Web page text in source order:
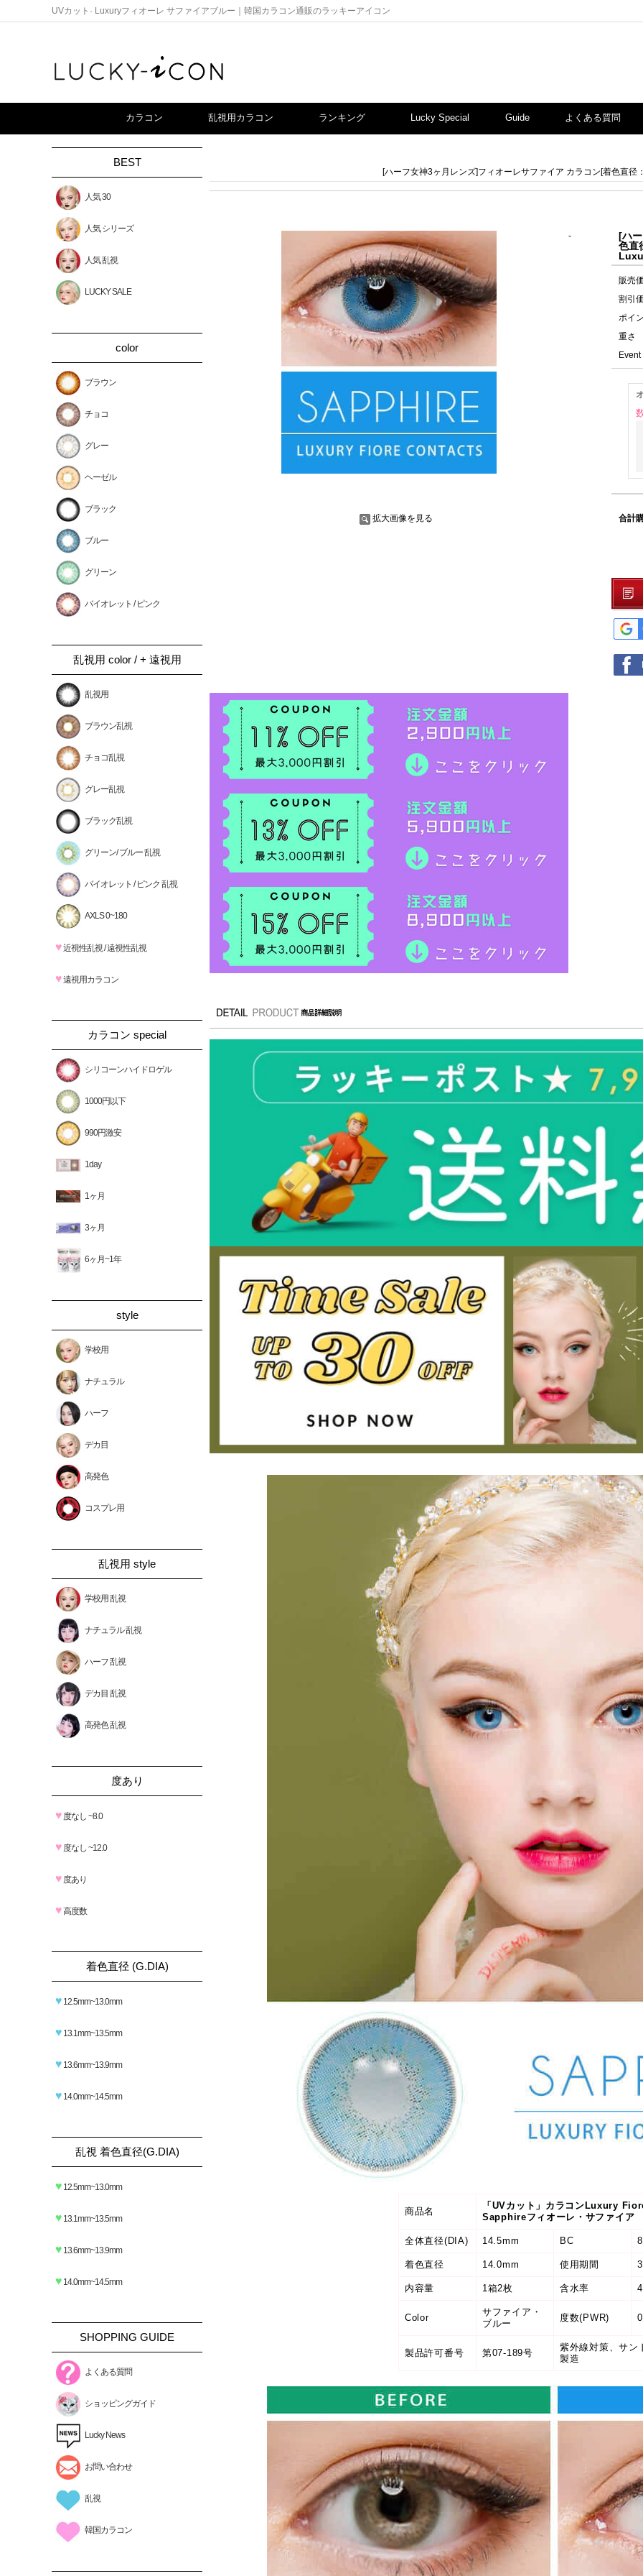
UVカット· Luxuryフィオーレ サファイアブルー｜韓国カラコン通販のラッキーアイコン
カラコン 乱視用カラコン ランキング Lucky Special Guide よくある質問
BEST
人気 30
人気 シリーズ
人気 乱視
LUCKY SALE
color
ブラウン
チョコ
グレー
ヘーゼル
ブラック
ブルー
グリーン
バイオレット / ピンク
乱視用 color / + 遠視用
乱視用
ブラウン乱視
チョコ乱視
グレー乱視
ブラック乱視
グリーン/ ブルー 乱視
バイオレット / ピンク 乱視
AXLS 0~180
♥近視性乱視 / 遠視性乱視
♥遠視用カラコン
カラコン special
シリコーンハイドロゲル
1000円以下
990円激安
1day
1ヶ月
3ヶ月
6ヶ月~1年
style
学校用
ナチュラル
ハーフ
デカ目
高発色
コスプレ用
乱視用 style
学校用 乱視
ナチュラル 乱視
ハーフ 乱視
デカ目 乱視
高発色 乱視
度あり
♥ 度なし ~8.0
♥ 度なし ~12.0
♥ 度あり
♥高度数
着色直径 (G.DIA)
♥ 12.5mm~13.0mm
♥ 13.1mm~13.5mm
♥ 13.6mm~13.9mm
♥ 14.0mm~14.5mm
乱視 着色直径(G.DIA)
♥ 12.5mm~13.0mm
♥ 13.1mm~13.5mm
♥ 13.6mm~13.9mm
♥ 14.0mm~14.5mm
SHOPPING GUIDE
よくある質問
ショッピングガイド
Lucky News
お問い合わせ
乱視
韓国カラコン
[ハーフ女神3ヶ月レンズ]フィオーレサファイア カラコン[着色直
拡大画像を見る
-
[ハ
色直
販売
割引
ポイ
重さ
合計
商品名
「UVカット」カラコンLuxury
Sapphireフィオーレ・サファイア
全体直径(DIA) 14.5mm BC
着色直径 14.0mm 使用期間
内容量 1箱2枚 含水率
Color
サファイア・
ブルー
度数(PWR)
製品許可番号 第07-189号
紫外線対策、サン
製造